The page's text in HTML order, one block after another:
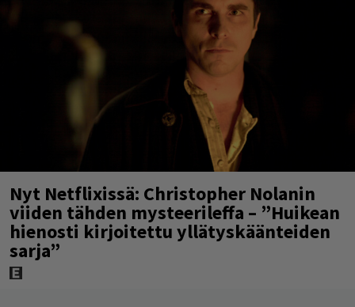
Nyt Netflixissä: Christopher Nolanin
viiden tähden mysteerileffa – ”Huikean
hienosti kirjoitettu yllätyskäänteiden
sarja”